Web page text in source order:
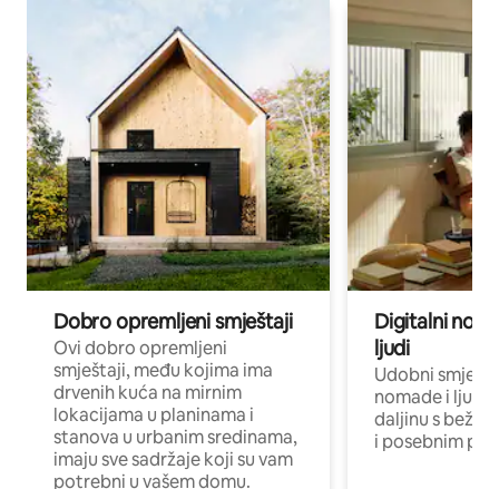
Dobro opremljeni smještaji
Ovi dobro opremljeni
smještaji, među kojima ima
drvenih kuća na mirnim
lokacijama u planinama i
stanova u urbanim sredinama,
imaju sve sadržaje koji su vam
potrebni u vašem domu.
Digitalni
ljudi
Udobni
nomade i ljude
daljinu s
i posebnim